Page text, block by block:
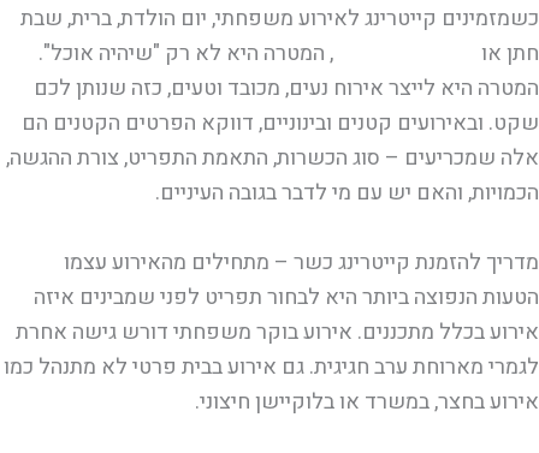
כשמזמינים קייטרינג לאירוע משפחתי, יום הולדת, ברית, שבת
חתן או
, המטרה היא לא רק "שיהיה אוכל".
המטרה היא לייצר אירוח נעים, מכובד וטעים, כזה שנותן לכם
שקט. ובאירועים קטנים ובינוניים, דווקא הפרטים הקטנים הם
אלה שמכריעים – סוג הכשרות, התאמת התפריט, צורת ההגשה,
הכמויות, והאם יש עם מי לדבר בגובה העיניים.
מדריך להזמנת קייטרינג כשר – מתחילים מהאירוע עצמו
הטעות הנפוצה ביותר היא לבחור תפריט לפני שמבינים איזה
אירוע בכלל מתכננים. אירוע בוקר משפחתי דורש גישה אחרת
לגמרי מארוחת ערב חגיגית. גם אירוע בבית פרטי לא מתנהל כמו
אירוע בחצר, במשרד או בלוקיישן חיצוני.